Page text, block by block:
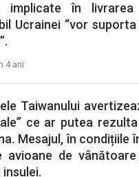
implicate în
Ucrainei “vor
4 ani
Taiwanului
ce ar putea
Mesajul, în condițiile
avioane de
insulei.